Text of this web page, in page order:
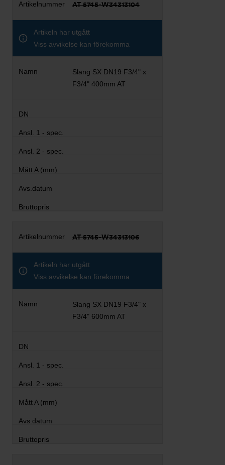
AT 5745-W34313104
Artikeln har utgått
Viss avvikelse kan förekomma
Slang SX DN19 F3/4" x
F3/4" 400mm AT
AT 5745-W34313106
Artikeln har utgått
Viss avvikelse kan förekomma
Slang SX DN19 F3/4" x
F3/4" 600mm AT